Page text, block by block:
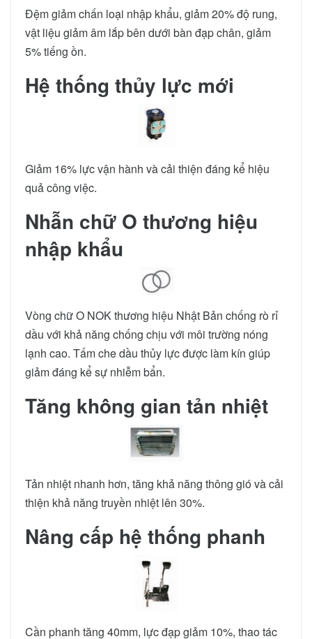
Đệm giảm chấn loại nhập khẩu, giảm 20% độ rung,
vật liệu giảm âm lắp bên dưới bàn đạp chân, giảm
5% tiếng ồn.
Hệ thống thủy lực mới
Giảm 16% lực vận hành và cải thiện đáng kể hiệu
quả công việc.
Nhẫn chữ O thương hiệu
nhập khẩu
Vòng chữ O NOK thương hiệu Nhật Bản chống rò rỉ
dầu với khả năng chống chịu với môi trường nóng
lạnh cao. Tấm che dầu thủy lực được làm kín giúp
giảm đáng kể sự nhiễm bẩn.
Tăng không gian tản nhiệt
Tản nhiệt nhanh hơn, tăng khả năng thông gió và cải
thiện khả năng truyền nhiệt lên 30%.
Nâng cấp hệ thống phanh
Cần phanh tăng 40mm, lực đạp giảm 10%, thao tác